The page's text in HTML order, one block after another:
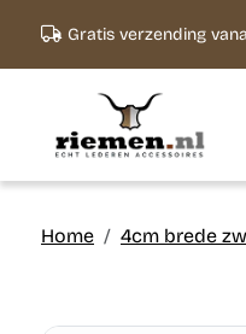
Gratis verzending
Home 4cm brede